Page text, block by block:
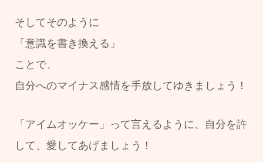
そしてそのように
「意識を書き換える」
ことで、
自分へのマイナス感情を手放してゆきましょう！
「アイムオッケー」って言えるように、自分を許
して、愛してあげましょう！